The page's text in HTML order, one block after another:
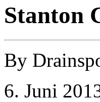
Stanton
By
6. Juni